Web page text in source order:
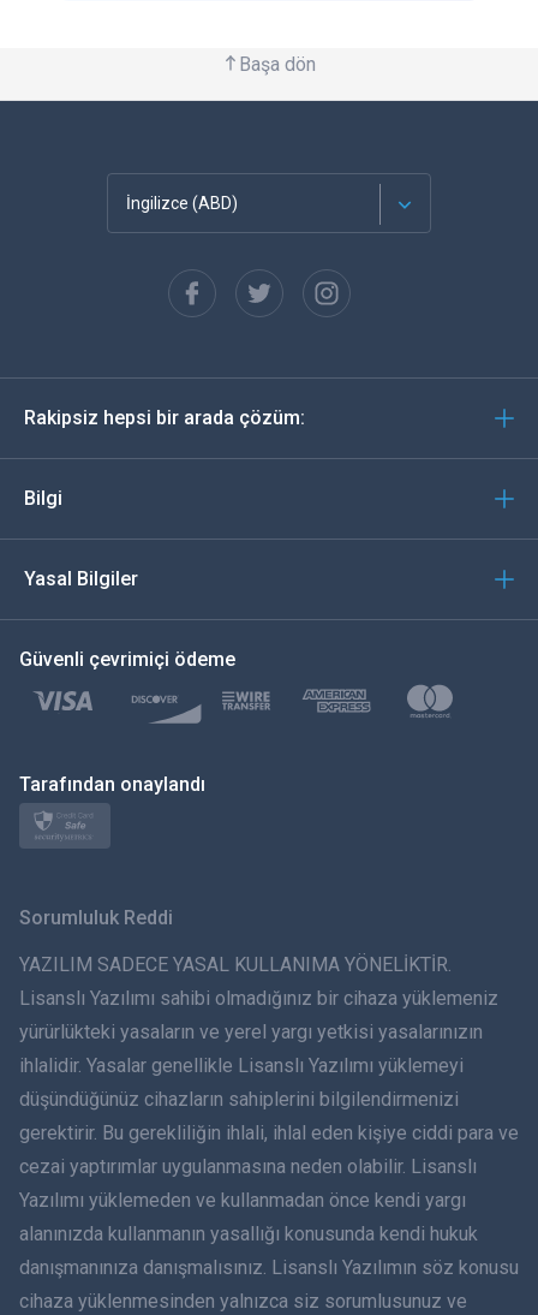
Başa dön
İngilizce (ABD)
Español
Almanca
Türkçe
Polski
日本
ภาษาไทย
Dansk
हिंदी
עברית
Română
Rakipsiz hepsi bir arada çözüm:
Bilgi
Yasal Bilgiler
Güvenli çevrimiçi ödeme
Tarafından onaylandı
Sorumluluk Reddi
YAZILIM SADECE YASAL KULLANIMA YÖNELİKTİR.
Lisanslı Yazılımı sahibi olmadığınız bir cihaza yüklemeniz
yürürlükteki yasaların ve yerel yargı yetkisi yasalarınızın
ihlalidir. Yasalar genellikle Lisanslı Yazılımı yüklemeyi
düşündüğünüz cihazların sahiplerini bilgilendirmenizi
gerektirir. Bu gerekliliğin ihlali, ihlal eden kişiye ciddi para ve
cezai yaptırımlar uygulanmasına neden olabilir. Lisanslı
Yazılımı yüklemeden ve kullanmadan önce kendi yargı
alanınızda kullanmanın yasallığı konusunda kendi hukuk
danışmanınıza danışmalısınız. Lisanslı Yazılımın söz konusu
cihaza yüklenmesinden yalnızca siz sorumlusunuz ve